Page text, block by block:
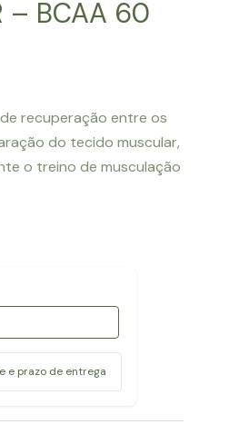
– BCAA 60
recuperação entre os
do tecido muscular,
o treino de musculação
e prazo de entrega